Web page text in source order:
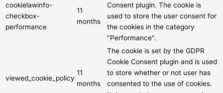
cookielawinfo-
checkbox-
performance
11
months
Consent plugin. The cookie is
used to store the user consent for
the cookies in the category
"Performance".
viewed_cookie_policy
11
months
The cookie is set by the GDPR
Cookie Consent plugin and is used
to store whether or not user has
consented to the use of cookies.